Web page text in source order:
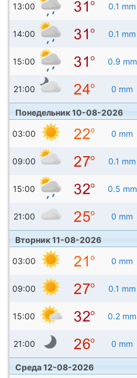
13:00 0.1 mm
14:00 0.1 mm
15:00 0.9 mm
21:00 0 mm
Понедельник 10-08-2026
03:00 0 mm
09:00 0.1 mm
15:00 0.5 mm
21:00 0 mm
Вторник 11-08-2026
03:00 0 mm
09:00 0.1 mm
15:00 0.2 mm
21:00 0 mm
Среда 12-08-2026